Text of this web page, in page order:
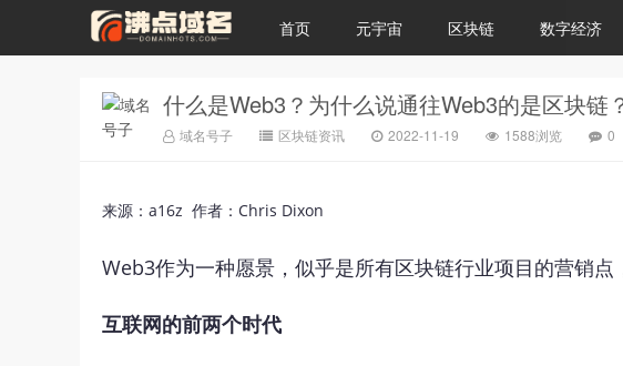
首页 元宇宙 区块链 数字经济
什么是Web3？为什么说通往Web3的是区块链
域名号子 区块链资讯 2022-11-19 1588浏览 0
来源：a16z 作者：Chris Dixon
Web3作为一种愿景，似乎是所有区块链行业项目的营销
互联网的前两个时代